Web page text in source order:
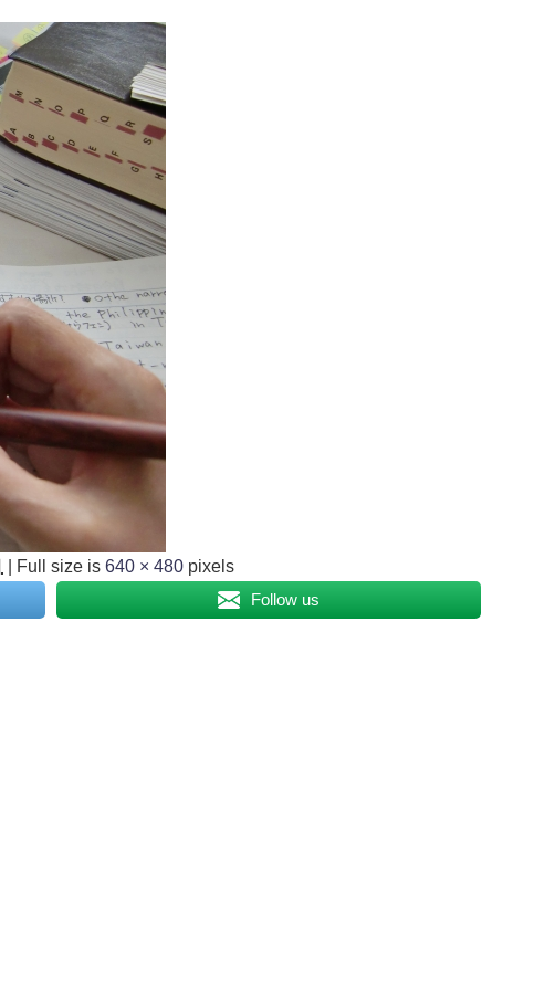
Full size is 640 × 480 pixels
Follow us